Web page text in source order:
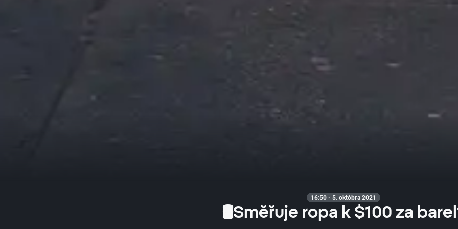
16:50 · 5. októbra 2021
🛢Směřuje ropa k $100 za